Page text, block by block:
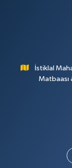
İstiklal
Matbaası